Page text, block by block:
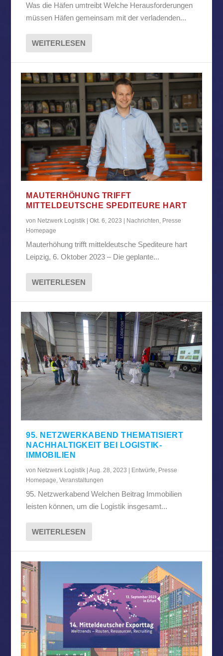
Was die Häfen umtreibt Welche Herausforderungen
müssen Häfen gemeinsam mit der verladenden...
WEITERLESEN
MAUTERHÖHUNG TRIFFT
MITTELDEUTSCHE SPEDITEURE HART
von Netzwerk Logistik |Okt. 6, 2023 Nachrichten, Presse
Homepage
Mauterhöhung trifft mitteldeutsche Spediteure hart
Leipzig, 6. Oktober 2023 – Die geplante...
WEITERLESEN
95. NETZWERKABEND THEMATISIERT
NACHHALTIGKEIT BEI LOGISTIK-
IMMOBILIEN
von Netzwerk Logistik |Aug. 28, 2023 Entwürfe, Presse
Homepage,Veranstaltungen
95. Netzwerkabend Welchen Beitrag Immobilien
leisten können, um die Logistik insgesamt...
WEITERLESEN